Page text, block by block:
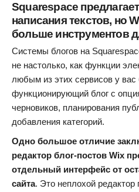
Squarespace
написания текстов, но
больше инструментов
Системы блогов на
не настолько, как функции
любым из этих сервисов у
функционирующий блог с
черновиков, планирования
добавления категорий.
Одно большое отличие
редактор блог-постов Wix
отдельный интерфейс от
сайта. Это неплохой редактор